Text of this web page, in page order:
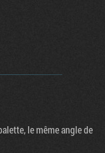
le même angle de